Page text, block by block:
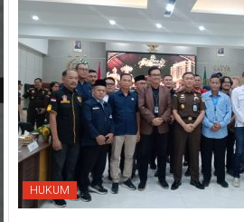
HUKUM